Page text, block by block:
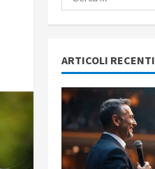
per:
ARTICOLI RECENTI